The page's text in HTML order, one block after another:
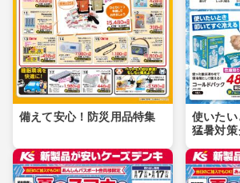
備えて安心！防災用品特集
使いたい
猛暑対